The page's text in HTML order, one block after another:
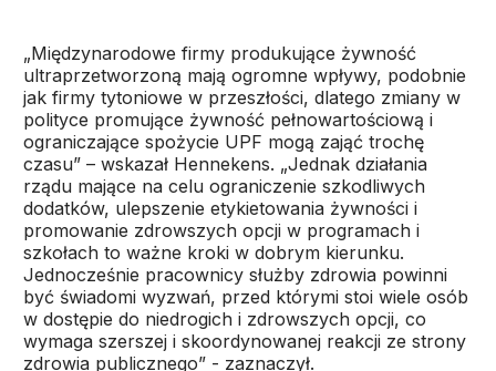
„Międzynarodowe firmy produkujące żywność
ultraprzetworzoną mają ogromne wpływy, podobnie
jak firmy tytoniowe w przeszłości, dlatego zmiany w
polityce promujące żywność pełnowartościową i
ograniczające spożycie UPF mogą zająć trochę
czasu” – wskazał Hennekens. „Jednak działania
rządu mające na celu ograniczenie szkodliwych
dodatków, ulepszenie etykietowania żywności i
promowanie zdrowszych opcji w programach i
szkołach to ważne kroki w dobrym kierunku.
Jednocześnie pracownicy służby zdrowia powinni
być świadomi wyzwań, przed którymi stoi wiele osób
w dostępie do niedrogich i zdrowszych opcji, co
wymaga szerszej i skoordynowanej reakcji ze strony
zdrowia publicznego” - zaznaczył.